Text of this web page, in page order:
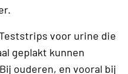
voor urine die
geplakt kunnen
ouderen, en vooral bij